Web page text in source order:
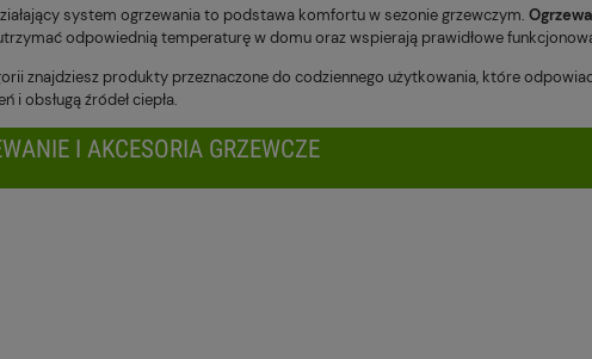
system ogrzewania to podstawa komfortu w sezonie grzewczym.
odpowiednią temperaturę w domu oraz wspierają prawidłowe
znajdziesz produkty przeznaczone do codziennego użytkowania, które
i obsługą źródeł ciepła.
I AKCESORIA GRZEWCZE